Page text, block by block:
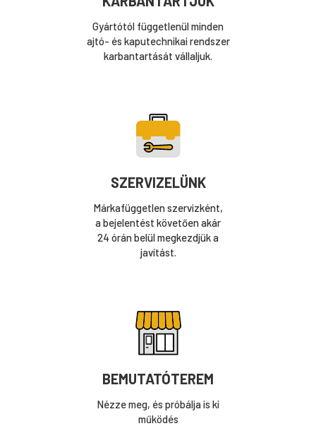
Gyártótól függetlenül minden
ajtó- és kaputechnikai rendszer
karbantartását vállaljuk.
SZERVIZELÜNK
Márkafüggetlen szervizként,
a bejelentést követően akár
24 órán belül megkezdjük a
javítást.
BEMUTATÓTEREM
Nézze meg, és próbálja is ki
működés